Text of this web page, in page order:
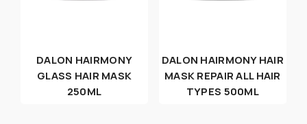
DALON HAIRMONY
GLASS HAIR MASK
250ML
DALON HAIRMONY HAIR
MASK REPAIR ALL HAIR
TYPES 500ML